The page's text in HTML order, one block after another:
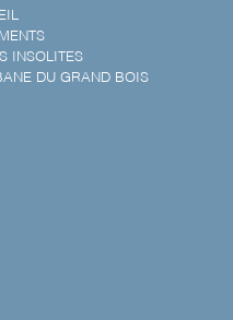
INSOLITES
DU GRAND BOIS